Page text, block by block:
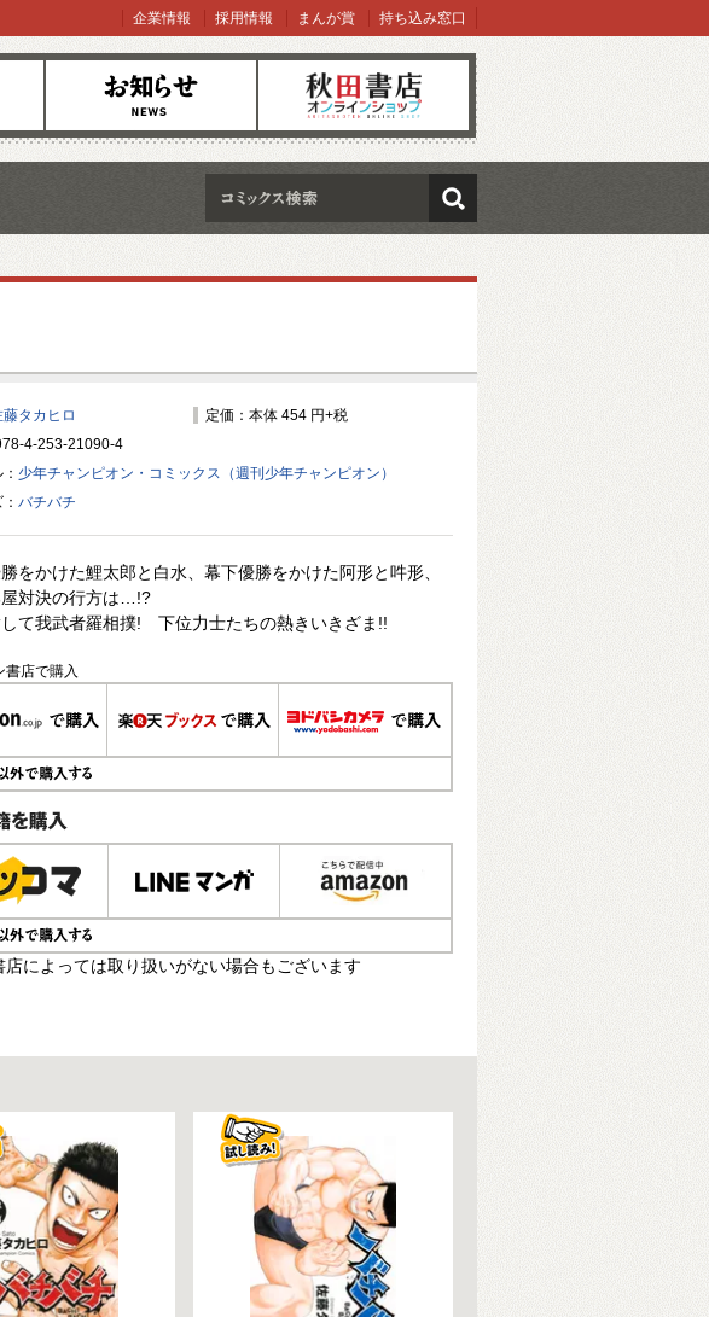
お知らせ オンラインショップ
企業情報 採用情報 まんが賞 持ち込み窓口
検索
藤タカヒロ
定価：本体 454 円+税
4-253-21090-4
少年チャンピオン・コミックス（週刊少年チャンピオン）
バチバチ
をかけた鯉太郎と白水、幕下優勝をかけた阿形と吽形、
屋対決の行方は…!?
して我武者羅相撲! 下位力士たちの熱きいきざま!!
書店で購入
購入
によっては取り扱いがない場合もございます